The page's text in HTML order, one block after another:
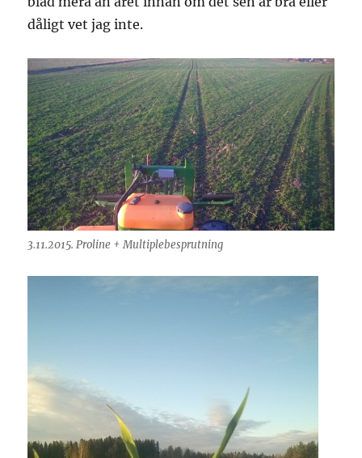
dåligt vet jag inte.
3.11.2015. Proline + Multiplebesprutning